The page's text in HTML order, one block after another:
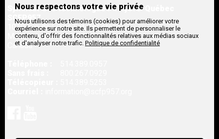
Syndicat des technologues d'Hydro-Québec
SCFP957
1010, rue de Liège Est, 1er étage
Montreal,Québec H2P 1L2
Canada
Nous respectons votre vie privée
Nous utilisons des témoins (cookies) pour améliorer votre
expérience sur notre site. Ils permettent de personnaliser le
contenu, d'offrir des fonctionnalités relatives aux médias sociaux
et d'analyser notre trafic. Politique de confidentialité